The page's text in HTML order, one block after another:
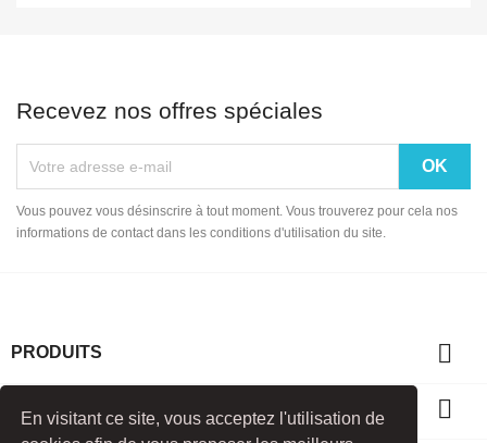
En visitant ce site, vous acceptez l'utilisation de
Recevez nos offres spéciales
Vous pouvez vous désinscrire à tout moment. Vous trouverez pour cela nos
informations de contact dans les conditions d'utilisation du site.
PRODUITS 
NOTRE SOCIÉTÉ 